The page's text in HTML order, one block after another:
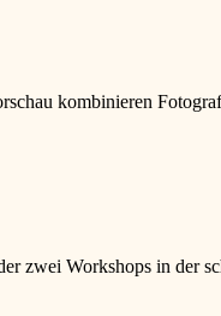
kombinieren
zwei Workshops in der